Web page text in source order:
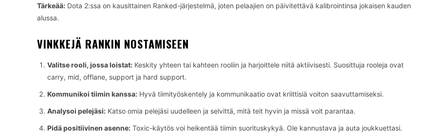
Tärkeää: Dota 2:ssa on kausittainen Ranked-järjestelmä, joten pelaajien on päivitettävä kalibrointinsa jokaisen kauden
alussa.
VINKKEJÄ RANKIN NOSTAMISEEN
Valitse rooli, jossa loistat: Keskity yhteen tai kahteen rooliin ja harjoittele niitä aktiivisesti. Suosittuja rooleja ovat
carry, mid, offlane, support ja hard support.
Kommunikoi tiimin kanssa: Hyvä tiimityöskentely ja kommunikaatio ovat kriittisiä voiton saavuttamiseksi.
Analysoi pelejäsi: Katso omia pelejäsi uudelleen ja selvittä, mitä teit hyvin ja missä voit parantaa.
Pidä positiivinen asenne: Toxic-käytös voi heikentää tiimin suorituskykyä. Ole kannustava ja auta joukkuettasi.